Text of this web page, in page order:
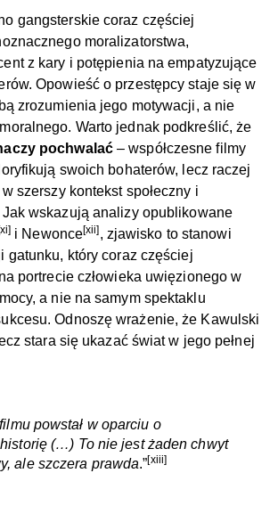
gangsterskie coraz częściej
moralizatorstwa,
z kary i potępienia na empatyzujące
Opowieść o przestępcy staje się w
zrozumienia jego motywacji, a nie
Warto jednak podkreślić, że
pochwalać– współczesne filmy
swoich bohaterów, lecz raczej
szerszy kontekst społeczny i
wskazują analizy opublikowane
i Newonce[xii], zjawisko to stanowi
gatunku, który coraz częściej
portrecie człowieka uwięzionego w
a nie na samym spektaklu
Odnoszę wrażenie, że Kawulski
stara się ukazać świat w jego pełnej
powstał w oparciu o
(…) To nie jest żaden chwyt
ale szczera prawda.”[xiii]